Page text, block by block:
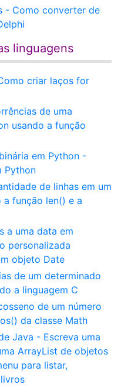
- Como converter de
linguagens
criar laços for
de uma
usando a função
em Python -
Python
de linhas em um
a função len() e a
a uma data em
personalizada
objeto Date
de um determinado
a linguagem C
de um número
da classe Math
Java - Escreva uma
ArrayList de objetos
para listar,